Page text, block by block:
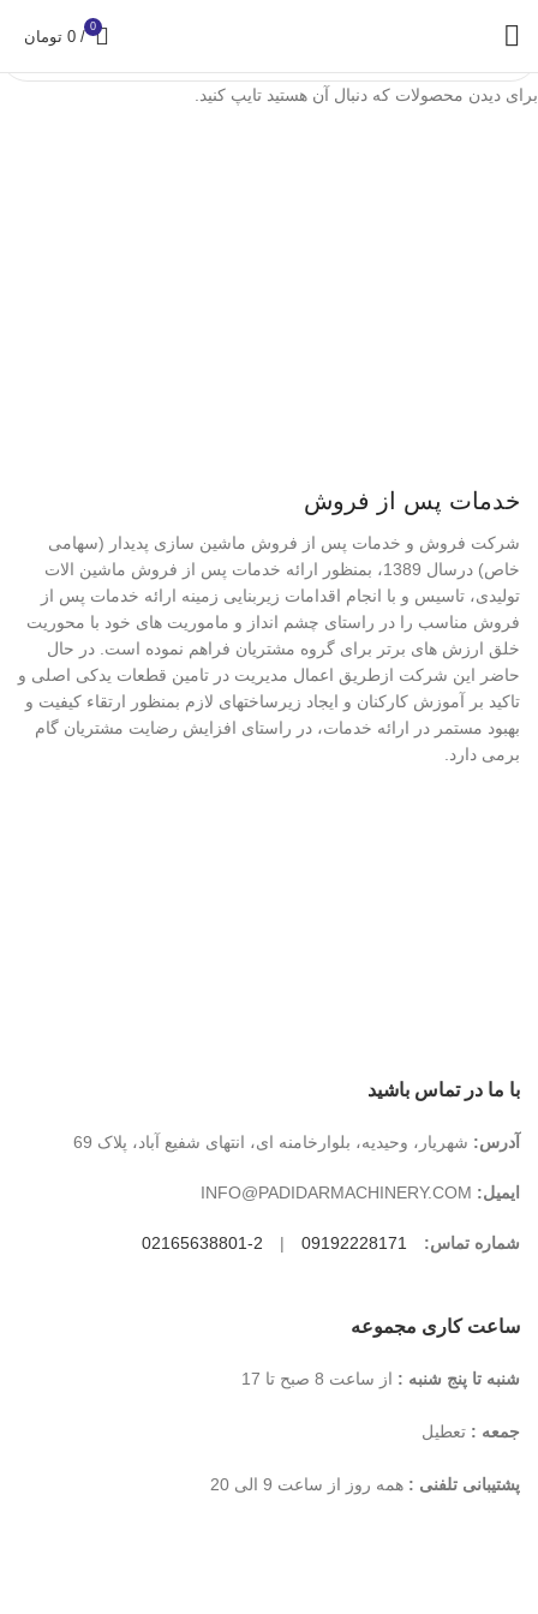
0
/
0 تومان
خدمات پس از فروش
شرکت فروش و خدمات پس از فروش ماشین سازی پدیدار (سهامی
خاص) درسال 1389، بمنظور ارائه خدمات پس از فروش ماشین الات
تولیدی، تاسیس و با انجام اقدامات زیربنایی زمینه ارائه خدمات پس از
فروش مناسب را در راستای چشم انداز و ماموریت های خود با محوریت
خلق ارزش های برتر برای گروه مشتریان فراهم نموده است. در حال
حاضر این شرکت ازطریق اعمال مدیریت در تامین قطعات یدکی اصلی و
تاکید بر آموزش کارکنان و ایجاد زیرساختهای لازم بمنظور ارتقاء کیفیت و
بهبود مستمر در ارائه خدمات، در راستای افزایش رضایت مشتریان گام
برمی دارد.
با ما در تماس باشید
آدرس: شهریار، وحیدیه، بلوارخامنه ای، انتهای شفیع آباد، پلاک 69
ایمیل:
شماره تماس: 09192228171
|
2-02165638801
ساعت کاری مجموعه
شنبه تا پنج شنبه : از ساعت 8 صبح تا 17
جمعه : تعطیل
پشتیبانی تلفنی : همه روز از ساعت 9 الی 20
برای دیدن محصولات که دنبال آن هستید تایپ کنید.